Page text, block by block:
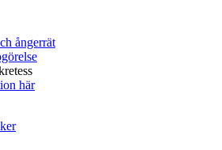
ångerrät
här